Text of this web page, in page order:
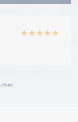
star star star star star